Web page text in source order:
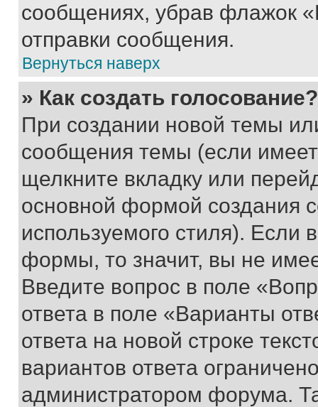
сообщениях, убрав флажок
отправки сообщения.
Вернуться наверх
» Как создать голосование?
При создании новой темы
сообщения темы (если
щелкните вкладку или
основной формой создания
используемого стиля). Если
формы, то значит, вы не
Введите вопрос в поле
ответа в поле «Варианты
ответа на новой строке
вариантов ответа
администратором форума.